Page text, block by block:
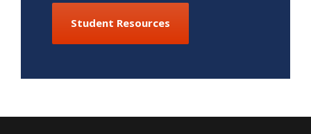
Student Resources